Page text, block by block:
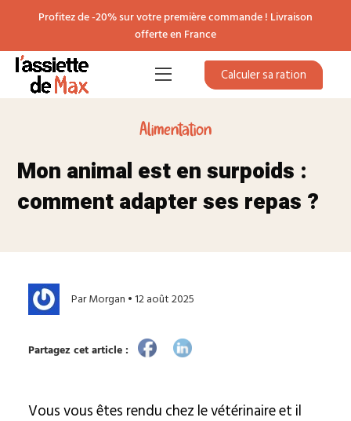
Profitez de -20% sur votre première commande ! Livraison
offerte en France
Calculer sa ration
Alimentation
Mon animal est en surpoids :
comment adapter ses repas ?
Par Morgan • 12 août 2025
Partagez cet article :
Vous vous êtes rendu chez le vétérinaire et il